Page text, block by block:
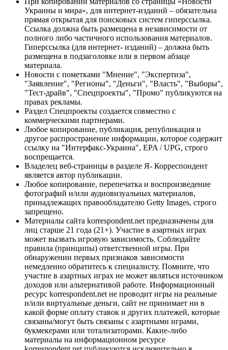
Украины и мира», для интернет-изданий – обязательна
прямая открытая для поисковых систем гиперссылка.
Ссылка должна быть размещена в независимости от
полного либо частичного использования материалов.
Гиперссылка (для интернет- изданий) – должна быть
размещена в подзаголовке или в первом абзаце
материала.
Новости с пометками "Мнение", "Экспертиза",
"Заявление", "Регионы", "Деньги", "Власть", "Выборы",
"Тест-драйв", "Спецпроекты", "Промо" публикуются на
правах рекламы.
Раздел Спецпроекты создается совместно с
коммерческими партнерами.
Любое копирование, публикация, републикация и
другое распространение информации, которое содержит
ссылку на "Интерфакс-Украина", EPA / UPG, строго
воспрещается.
Владелец веб-страницы в разделе Я- Корреспондент
является автор публикации.
Любое копирование, перепечатка и воспроизведение
фотографий и/или аудиовизуальных материалов,
принадлежащих правообладателю Getty Images, строго
запрещено.
Материалы сайта korrespondent.net предназначены для
лиц старше 21 года (21+). Участие в азартных играх
может вызвать игровую зависимость. Соблюдайте
правила (принципы) ответственной игры. При
обнаружении первых признаков зависимости
немедленно обратитесь к специалисту. Помните, что
участие в азартных играх не может являться источником
доходов или альтернативой работе. Информационный
ресурс korrespondent.net не проводит игры на реальные
и/или виртуальные деньги, сайт не принимает ни в
какой форме оплату ставок и других платежей, которые
связаны/могут быть связаны с азартными играми,
букмекерами или тотализаторами. Какие-либо
материалы на информационном ресурсе